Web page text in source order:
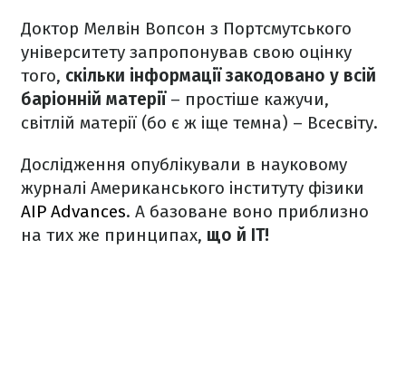
Доктор Мелвін Вопсон з Портсмутського
університету запропонував свою оцінку
того, скільки інформації закодовано у всій
баріонній матерії – простіше кажучи,
світлій матерії (бо є ж іще темна) – Всесвіту.
Дослідження опублікували в науковому
журналі Американського інституту фізики
AIP Advances. А базоване воно приблизно
на тих же принципах, що й IT!